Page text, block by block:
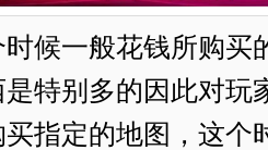
时候一般花钱所购买
特别多的因此对玩
指定的地图，这个